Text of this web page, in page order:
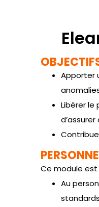
Apporter
Libérer
Ce module est
Au